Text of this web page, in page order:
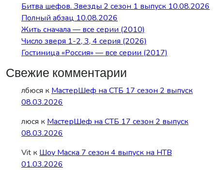
Битва шефов. Звезды 2 сезон 1 выпуск 10.08.2026
Полный абзац 10.08.2026
Жить сначала — все серии (2010)
Число зверя 1-2, 3, 4 серия (2026)
Гостиница «Россия» — все серии (2017)
Свежие комментарии
лбюся к МастерШеф на СТБ 17 сезон 2 выпуск
08.03.2026
люся к МастерШеф на СТБ 17 сезон 2 выпуск
08.03.2026
Vit к Шоу Маска 7 сезон 4 выпуск на НТВ
01.03.2026